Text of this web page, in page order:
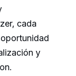
cada
y